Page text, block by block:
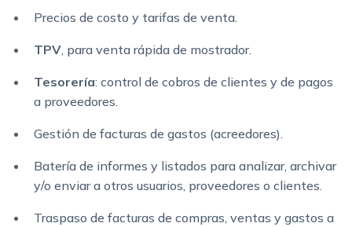
Precios de costo y tarifas de venta.
TPV, para venta rápida de mostrador.
Tesorería: control de cobros de clientes y de pagos
a proveedores.
Gestión de facturas de gastos (acreedores).
Batería de informes y listados para analizar, archivar
y/o enviar a otros usuarios, proveedores o clientes.
Traspaso de facturas de compras, ventas y gastos a